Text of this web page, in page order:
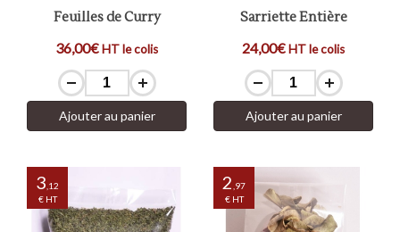
Feuilles de Curry
36,00€HT le colis
Ajouter au panier
Sarriette Entière
24,00€HT le colis
Ajouter au panier
3 ,12
€ HT
2 ,97
€ HT